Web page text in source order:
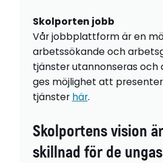
Skolporten jobb
Vår jobbplattform är en
arbetssökande och
tjänster utannonseras och
ges möjlighet att
tjänster här.
Skolportens vision
skillnad för de